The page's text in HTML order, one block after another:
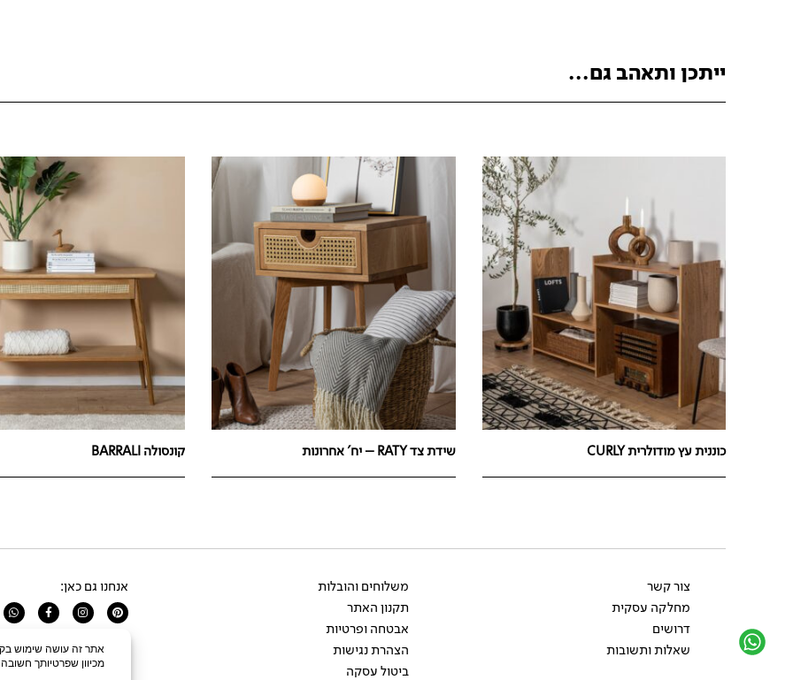
ייתכן ותאהב גם...
כוננית עץ מודולרית CURLY שידת צד RATY – יח' אחרונות קונסולה BARRALI
צור קשר
מחלקה עסקית
דרושים
שאלות ותשובות
משלוחים והובלות
תקנון האתר
אבטחה ופרטיות
הצהרת נגישות
ביטול עסקה
אנחנו גם כאן:
Pinterest
Instagram
Facebook-
f